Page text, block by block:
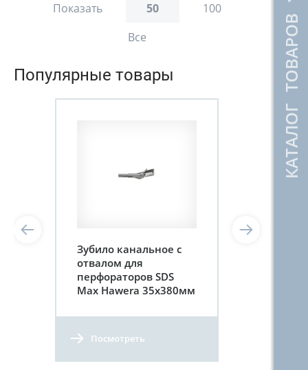
КАТАЛОГ ТОВАРОВ
Показать 50
100
Все
Популярные товары
Зубило канальное с
отвалом для
перфораторов SDS
Max Hawera 35x380мм
Посмотреть